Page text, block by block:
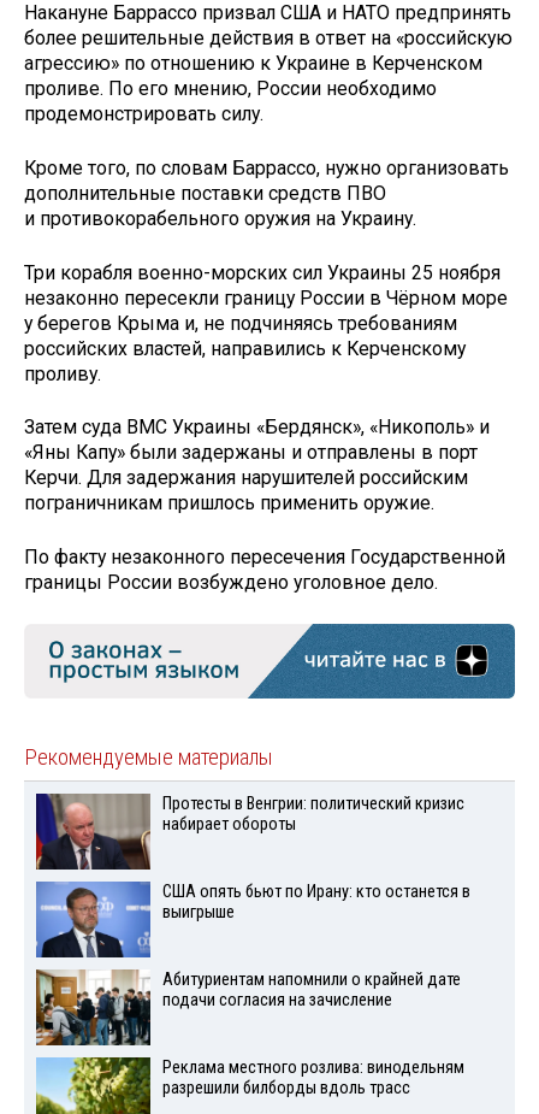
Накануне Баррассо призвал США и НАТО предпринять
более решительные действия в ответ на «российскую
агрессию» по отношению к Украине в Керченском
проливе. По его мнению, России необходимо
продемонстрировать силу.
Кроме того, по словам Баррассо, нужно организовать
дополнительные поставки средств ПВО
и противокорабельного оружия на Украину.
Три корабля военно-морских сил Украины 25 ноября
незаконно пересекли границу России в Чёрном море
у берегов Крыма и, не подчиняясь требованиям
российских властей, направились к Керченскому
проливу.
Затем суда ВМС Украины «Бердянск», «Никополь» и
«Яны Капу» были задержаны и отправлены в порт
Керчи. Для задержания нарушителей российским
пограничникам пришлось применить оружие.
По факту незаконного пересечения Государственной
границы России возбуждено уголовное дело.
Рекомендуемые материалы
Протесты в Венгрии: политический кризис
набирает обороты
США опять бьют по Ирану: кто останется в
выигрыше
Абитуриентам напомнили о крайней дате
подачи согласия на зачисление
Реклама местного розлива: винодельням
разрешили билборды вдоль трасс